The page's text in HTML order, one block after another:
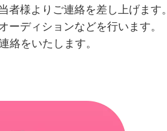
様よりご連絡を差し上げます。
ディションなどを行います。
絡をいたします。